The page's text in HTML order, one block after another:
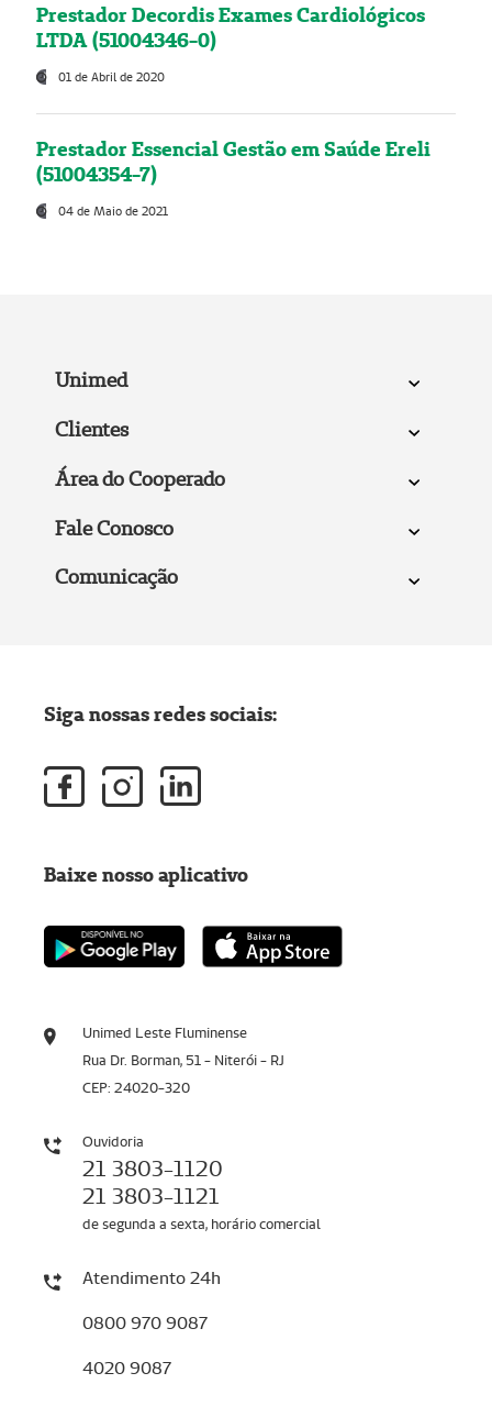
Prestador Decordis Exames Cardiológicos
LTDA (51004346-0)
01 de Abril de 2020
Prestador Essencial Gestão em Saúde Ereli
(51004354-7)
04 de Maio de 2021
Unimed
Clientes
Área do Cooperado
Fale Conosco
Comunicação
Unimed Leste Fluminense
Rua Dr. Borman, 51 - Niterói - RJ
CEP: 24020-320
Ouvidoria
21 3803-1120
21 3803-1121
de segunda a sexta, horário comercial
Atendimento 24h
0800 970 9087
4020 9087
Siga nossas redes sociais:
Baixe nosso aplicativo